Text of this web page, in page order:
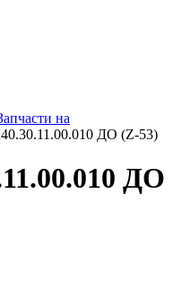
на
ДО (Z-53)
ДО